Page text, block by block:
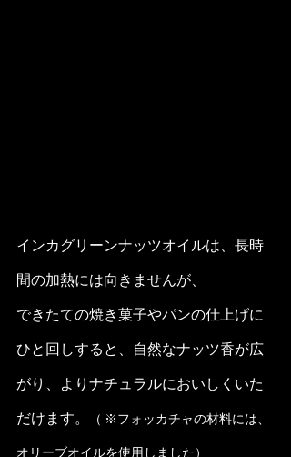
インカグリーンナッツオイルは、長時
間の加熱には向きませんが、
できたての焼き菓子やパンの仕上げに
ひと回しすると、自然なナッツ香が広
がり、よりナチュラルにおいしくいた
だけます。 （ ※フォッカチャの材料には、
オリーブオイルを使用しました）